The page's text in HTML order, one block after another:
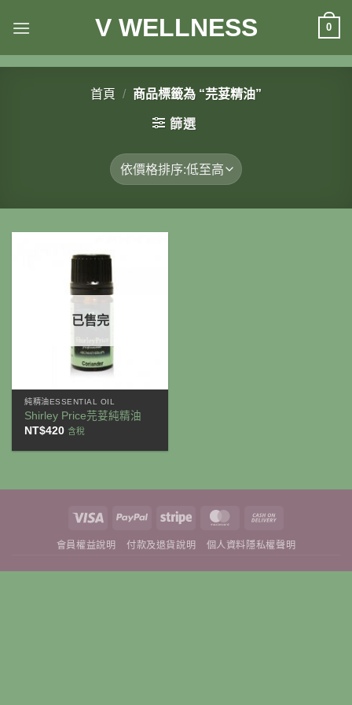
V WELLNESS 0
首頁 / 商品標籤為 “芫荽精油”
篩選
已售完
純精油ESSENTIAL OIL
Shirley Price芫荽純精油
NT$420 含稅
Visa PayPal Stripe MasterCard
Delivery
會員權益說明 付款及退貨說明 個人資料隱私權聲明